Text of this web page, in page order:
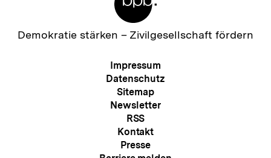
Zur
Demokratie stärken – Zivilgesellschaft fördern
Meta-
Navigation
Impressum
Datenschutz
Sitemap
Newsletter
RSS
Kontakt
Presse